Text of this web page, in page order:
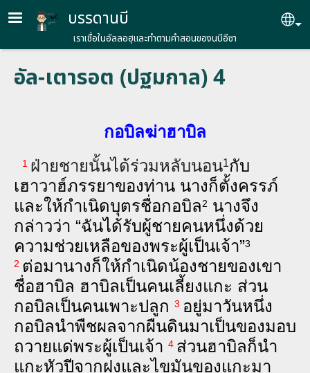
Skip to main content
บรรดานบี
เราเชื่อในอัลลอฮฺและทำตามคำสอนของนบีอีซา
อัล-เตารอต (ปฐมกาล) 4
กอ‌บิล​ฆ่า​ฮา‌บิล
1 ฝ่าย​ชาย​นั้น​ได้​ร่วม​หลับ‍นอน1กับ​
เฮา‌วาฮ์​ภรรยา​ของ​ท่าน นาง​ก็​ตั้ง‍ครรภ์​
และ​ให้​กำ‌เนิด​บุตร​ชื่อ​กอ‌บิล2 นาง​จึง​
กล่าว​ว่า “ฉัน​ได้​รับ​ผู้‍ชาย​คน​หนึ่ง​ด้วย​
ความ​ช่วย‍เหลือ​ของ​พระ‍ผู้‍เป็น‍เจ้า”3
2 ต่อ‍มา​นาง​ก็​ให้​กำ‌เนิด​น้อง‍ชาย​ของ​เขา​
ชื่อ​ฮา‌บิล ฮา‌บิล​เป็น​คน​เลี้ยง​แกะ ส่วน​
กอ‌บิล​เป็น​คน​เพาะ‍ปลูก 3 อยู่​มา​วัน‍หนึ่ง​
กอ‌บิล​นำ​พืช‍ผล​จาก​ผืน‍ดิน​มา​เป็น​ของ‍มอบ
ถวาย​แด่​พระ‍ผู้‍เป็น‍เจ้า 4 ส่วน​ฮา‌บิล​ก็​นำ​
แกะ​หัว‍ปี​จาก​ฝูง​และ​ไขมัน​ของ​แกะ​มา